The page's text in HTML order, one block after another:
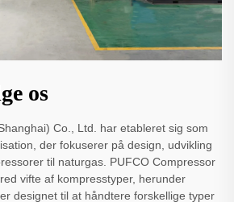
os
Co., Ltd. har etableret sig som
der fokuserer på design, udvikling
til naturgas. PUFCO Compressor
vifte af kompresstyper, herunder
designet til at håndtere forskellige typer